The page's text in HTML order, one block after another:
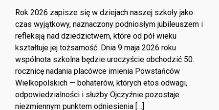
Rok 2026 zapisze się w dziejach naszej szkoły jako
czas wyjątkowy, naznaczony podniosłym jubileuszem i
refleksją nad dziedzictwem, które od pół wieku
kształtuje jej tożsamość. Dnia 9 maja 2026 roku
wspólnota szkolna będzie uroczyście obchodzić 50.
rocznicę nadania placówce imienia Powstańców
Wielkopolskich — bohaterów, których etos odwagi,
odpowiedzialności i służby Ojczyźnie pozostaje
niezmiennym punktem odniesienia […]